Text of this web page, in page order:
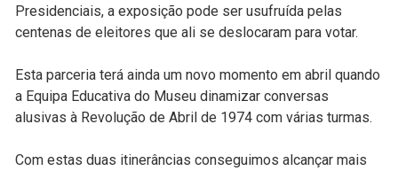
Presidenciais, a exposição pode ser usufruída pelas
centenas de eleitores que ali se deslocaram para votar.
Esta parceria terá ainda um novo momento em abril quando
a Equipa Educativa do Museu dinamizar conversas
alusivas à Revolução de Abril de 1974 com várias turmas.
Com estas duas itinerâncias conseguimos alcançar mais